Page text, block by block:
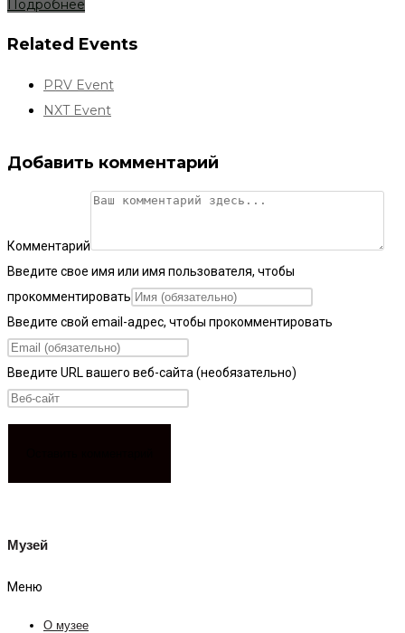
Подробнее
Related Events
PRV Event
NXT Event
Добавить комментарий
Комментарий
Введите свое имя или имя пользователя, чтобы
прокомментировать
Введите свой email-адрес, чтобы прокомментировать
Введите URL вашего веб-сайта (необязательно)
Музей
Меню
О музее